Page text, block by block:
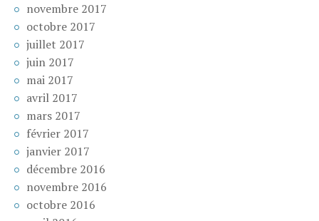
novembre 2017
octobre 2017
juillet 2017
juin 2017
mai 2017
avril 2017
mars 2017
février 2017
janvier 2017
décembre 2016
novembre 2016
octobre 2016